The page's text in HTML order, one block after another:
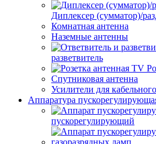
Диплексер (сумматор)/
Комнатная антенна
Наземные антенны
разветвитель
Спутниковая антенна
Усилители для
Аппаратура
пускорегулирующий